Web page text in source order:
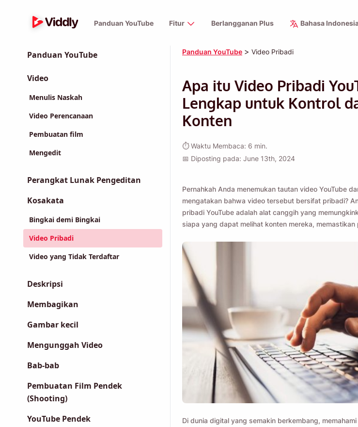
Panduan YouTube Fitur Berlangganan Plus Bahasa
Panduan YouTube
Video
Menulis Naskah
Video Perencanaan
Pembuatan film
Mengedit
Perangkat Lunak Pengeditan
Kosakata
Bingkai demi Bingkai
Video Pribadi
Video yang Tidak Terdaftar
Deskripsi
Membagikan
Gambar kecil
Mengunggah Video
Bab-bab
Pembuatan Film Pendek
(Shooting)
YouTube Pendek
Panduan YouTube > Video Pribadi
Apa itu Video Pribadi
Lengkap untuk Kontrol
Konten
⏱ Waktu Membaca: 6 min.
📅 Diposting pada: June 13th, 2024
Pernahkah Anda menemukan tautan video YouTube
mengatakan bahwa video tersebut bersifat pribadi?
pribadi YouTube adalah alat canggih yang
siapa yang dapat melihat konten mereka,
Di dunia digital yang semakin berkembang,